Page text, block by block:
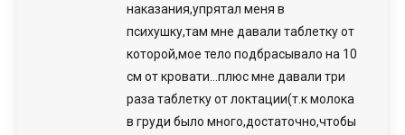
наказания,упрятал меня в
психушку,там мне давали таблетку от
которой,мое тело подбрасывало на 10
см от кровати…плюс мне давали три
раза таблетку от локтации(т.к молока
в груди было много,достаточно,чтобы